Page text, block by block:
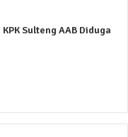
Sulteng AAB Diduga